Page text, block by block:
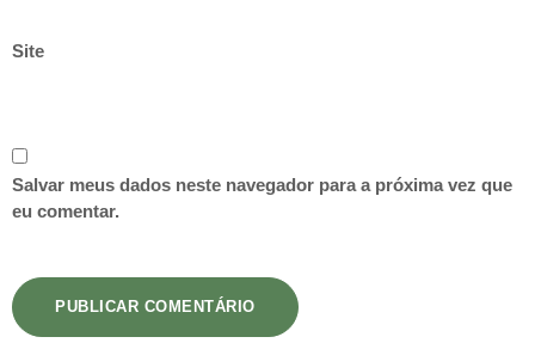
Site
Salvar meus dados neste navegador para a próxima vez que
eu comentar.